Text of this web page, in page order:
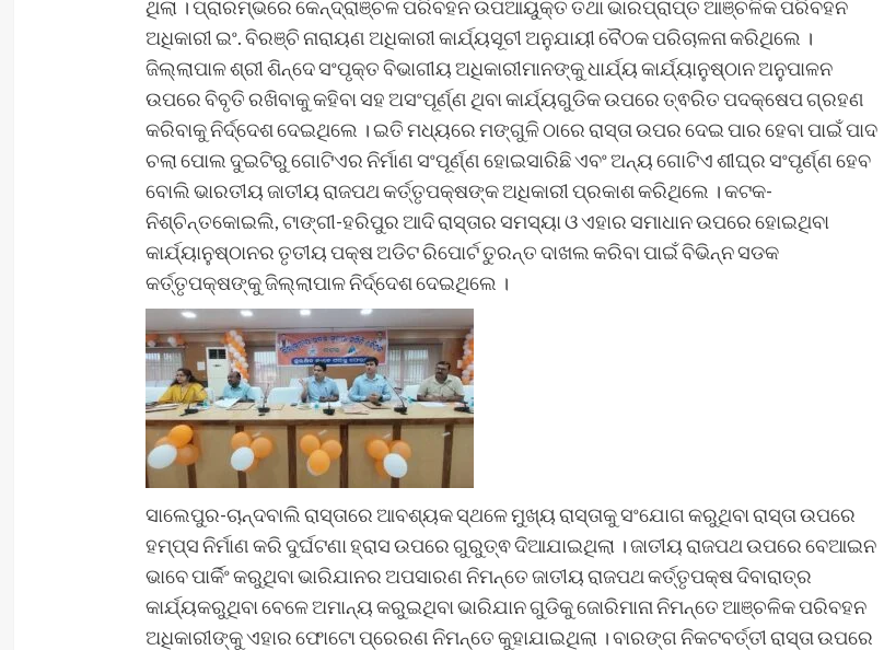
ଥିଲା । ପ୍ରାରମ୍ଭରେ କେନ୍ଦ୍ରାଞ୍ଚଳ ପରିବହନ ଉପଆୟୁକ୍ତ ତଥା ଭାରପ୍ରାପ୍ତ ଆଞ୍ଚଳିକ ପରିବହନ
ଅଧିକାରୀ ଇଂ. ବିରଞ୍ଚି ନାରାୟଣ ଅଧିକାରୀ କାର୍ଯ୍ୟସୂଚୀ ଅନୁଯାୟୀ ବୈଠକ ପରିଚାଳନା କରିଥିଲେ ।
ଜିଲ୍ଲାପାଳ ଶ୍ରୀ ଶିନ୍ଦେ ସଂପୃକ୍ତ ବିଭାଗୀୟ ଅଧିକାରୀମାନଙ୍କୁ ଧାର୍ଯ୍ୟ କାର୍ଯ୍ୟାନୁଷ୍ଠାନ ଅନୁପାଳନ
ଉପରେ ବିବୃତି ରଖିବାକୁ କହିବା ସହ ଅସଂପୂର୍ଣ୍ଣ ଥିବା କାର୍ଯ୍ୟଗୁଡିକ ଉପରେ ତ୍ଵରିତ ପଦକ୍ଷେପ ଗ୍ରହଣ
କରିବାକୁ ନିର୍ଦ୍ଦେଶ ଦେଇଥିଲେ । ଇତି ମଧ୍ୟରେ ମଙ୍ଗୁଳି ଠାରେ ରାସ୍ତା ଉପର ଦେଇ ପାର ହେବା ପାଇଁ ପାଦ
ଚଲା ପୋଲ ଦୁଇଟିରୁ ଗୋଟିଏର ନିର୍ମାଣ ସଂପୂର୍ଣ୍ଣ ହୋଇସାରିଛି ଏବଂ ଅନ୍ୟ ଗୋଟିଏ ଶୀଘ୍ର ସଂପୃର୍ଣ୍ଣ ହେବ
ବୋଲି ଭାରତୀୟ ଜାତୀୟ ରାଜପଥ କର୍ତ୍ତୃପକ୍ଷଙ୍କ ଅଧିକାରୀ ପ୍ରକାଶ କରିଥିଲେ । କଟକ-
ନିଶ୍ଚିନ୍ତକୋଇଲି, ଟାଙ୍ଗୀ-ହରିପୁର ଆଦି ରାସ୍ତାର ସମସ୍ୟା ଓ ଏହାର ସମାଧାନ ଉପରେ ହୋଇଥିବା
କାର୍ଯ୍ୟାନୁଷ୍ଠାନର ତୃତୀୟ ପକ୍ଷ ଅଡିଟ ରିପୋର୍ଟ ତୁରନ୍ତ ଦାଖଲ କରିବା ପାଇଁ ବିଭିନ୍ନ ସଡକ
କର୍ତ୍ତୃପକ୍ଷଙ୍କୁ ଜିଲ୍ଲାପାଳ ନିର୍ଦ୍ଦେଶ ଦେଇଥିଲେ ।
ସାଲେପୁର-ଚାନ୍ଦବାଲି ରାସ୍ତାରେ ଆବଶ୍ୟକ ସ୍ଥଳେ ମୁଖ୍ୟ ରାସ୍ତାକୁ ସଂଯୋଗ କରୁଥିବା ରାସ୍ତା ଉପରେ
ହମ୍ପ୍ସ ନିର୍ମାଣ କରି ଦୁର୍ଘଟଣା ହ୍ରାସ ଉପରେ ଗୁରୁତ୍ଵ ଦିଆଯାଇଥିଲା । ଜାତୀୟ ରାଜପଥ ଉପରେ ବେଆଇନ
ଭାବେ ପାର୍କିଂ କରୁଥିବା ଭାରିଯାନର ଅପସାରଣ ନିମନ୍ତେ ଜାତୀୟ ରାଜପଥ କର୍ତ୍ତୃପକ୍ଷ ଦିବାରାତ୍ର
କାର୍ଯ୍ୟକରୁଥିବା ବେଳେ ଅମାନ୍ୟ କରୁଇଥିବା ଭାରିଯାନ ଗୁଡିକୁ ଜୋରିମାନା ନିମନ୍ତେ ଆଞ୍ଚଳିକ ପରିବହନ
ଅଧିକାରୀଙ୍କୁ ଏହାର ଫୋଟୋ ପ୍ରେରଣ ନିମନ୍ତେ କୁହାଯାଇଥିଲା । ବାରଙ୍ଗ ନିକଟବର୍ତ୍ତୀ ରାସ୍ତା ଉପରେ